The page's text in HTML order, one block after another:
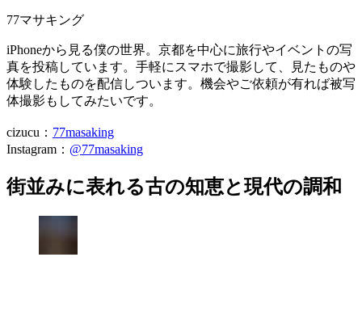
77マサキング
iPhoneから見る僕の世界。京都を中心に旅行やイベントの写
真を投稿しています。手軽にスマホで撮影して、見たものや
体験したものを配信しついます。機会やご依頼が有れば被写
体撮影もしてみたいです。
cizucu： 77masaking
Instagram： @77masaking
街並みに表れる古の知恵と現代の調和